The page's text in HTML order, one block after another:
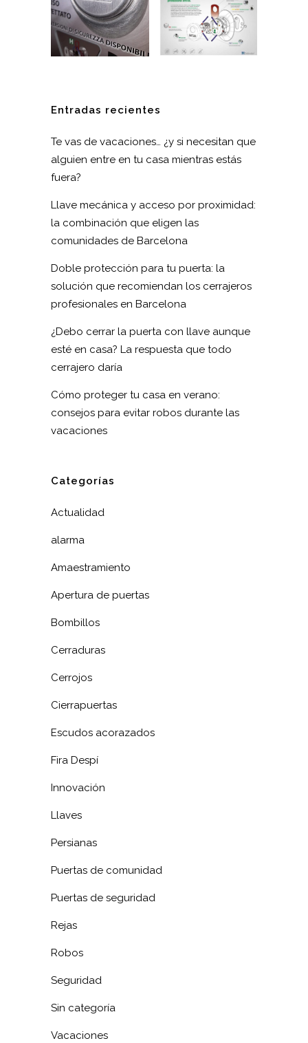
Entradas recientes
Te vas de vacaciones… ¿y si necesitan que
alguien entre en tu casa mientras estás
fuera?
Llave mecánica y acceso por proximidad:
la combinación que eligen las
comunidades de Barcelona
Doble protección para tu puerta: la
solución que recomiendan los cerrajeros
profesionales en Barcelona
¿Debo cerrar la puerta con llave aunque
esté en casa? La respuesta que todo
cerrajero daría
Cómo proteger tu casa en verano:
consejos para evitar robos durante las
vacaciones
Categorías
Actualidad
alarma
Amaestramiento
Apertura de puertas
Bombillos
Cerraduras
Cerrojos
Cierrapuertas
Escudos acorazados
Fira Despí
Innovación
Llaves
Persianas
Puertas de comunidad
Puertas de seguridad
Rejas
Robos
Seguridad
Sin categoría
Vacaciones